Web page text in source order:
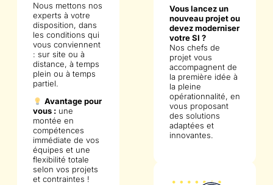
Nous mettons nos
experts à votre
disposition, dans
les conditions qui
vous conviennent
: sur site ou à
distance, à temps
plein ou à temps
partiel.
Avantage pour
vous : une
montée en
compétences
immédiate de vos
équipes et une
flexibilité totale
selon vos projets
et contraintes !
Vous lancez un
nouveau projet ou
devez moderniser
votre SI ?
Nos chefs de
projet vous
accompagnent de
la première idée à
la pleine
opérationnalité, en
vous proposant
des solutions
adaptées et
innovantes.